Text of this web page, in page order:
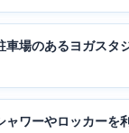
車場のあるヨガスタ
ャワーやロッカーを